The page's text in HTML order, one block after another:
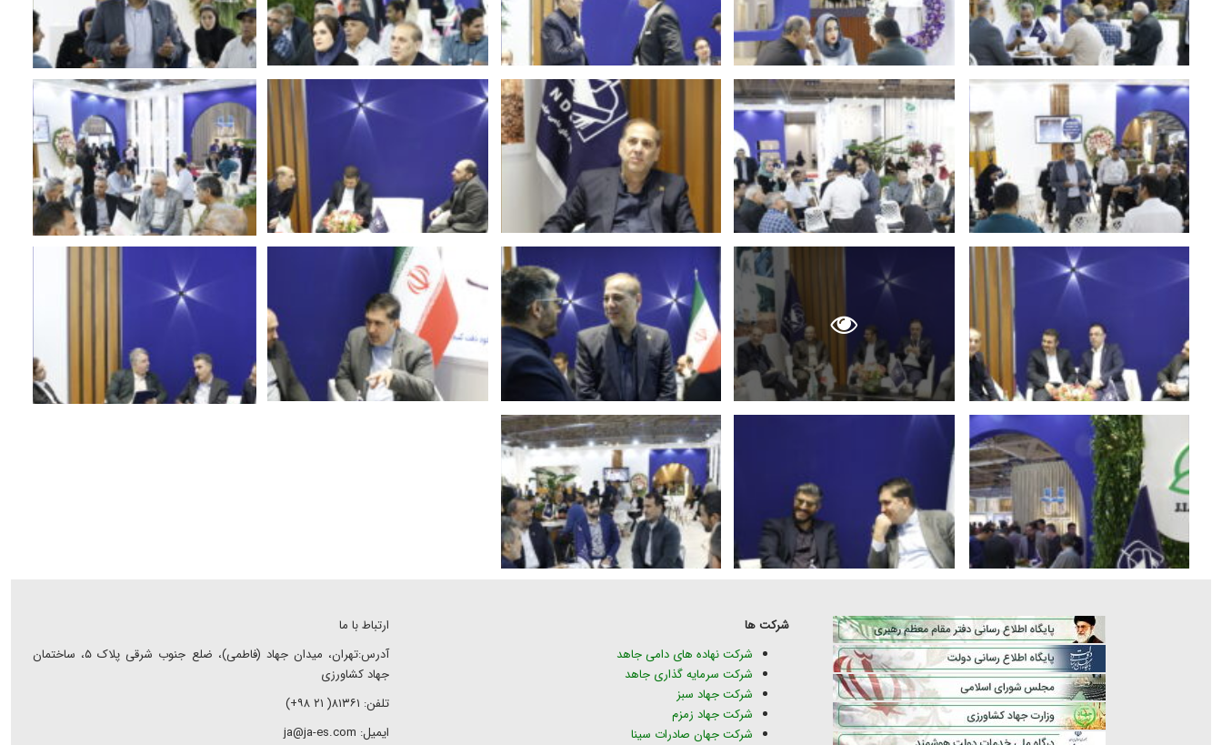
شرکت ها
شرکت نهاده های دامی جاهد
شرکت سرمایه گذاری جاهد
شرکت جهاد سبز
شرکت جهاد زمزم
شرکت جهان صادرات سینا
ارتباط با ما
آدرس:تهران، میدان جهاد (فاطمی)، ضلع جنوب شرقی پلاک ۵، ساختمان
جهاد کشاورزی
تلفن: ۸۱۳۶۱( ۲۱ ۹۸+)
ایمیل: ja@ja-es.com